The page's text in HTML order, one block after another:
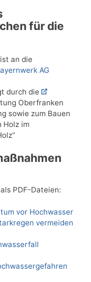
für die
an die
AG
durch die
Oberfranken
sowie zum Bauen
Holz im
PDF-Dateien:
vor Hochwasser
vermeiden